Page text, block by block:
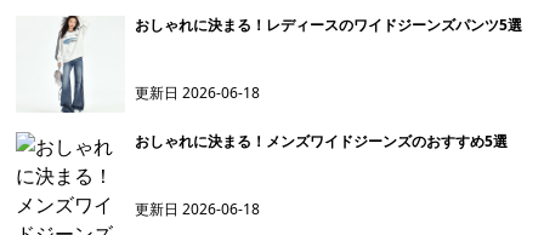
おしゃれに決まる！レディースのワイドジーンズパンツ5選
更新日2026-06-18
おしゃれに決まる！メンズワイドジーンズのおすすめ5選
更新日2026-06-18